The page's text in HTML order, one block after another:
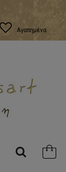
Αγαπημένα